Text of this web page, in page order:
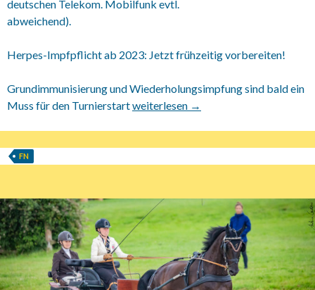
deutschen Telekom. Mobilfunk evtl.
abweichend).
Herpes-Impfpflicht ab 2023: Jetzt frühzeitig vorbereiten!
Grundimmunisierung und Wiederholungsimpfung sind bald ein
Muss für den Turnierstart16.11.2021 FN Info
weiterlesen →
FN